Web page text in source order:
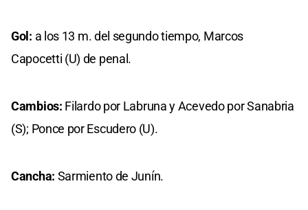
Gol: a los 13 m. del segundo tiempo, Marcos
Capocetti (U) de penal.
Cambios: Filardo por Labruna y Acevedo por Sanabria
(S); Ponce por Escudero (U).
Cancha: Sarmiento de Junín.